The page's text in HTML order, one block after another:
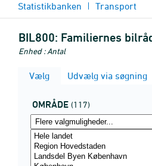
Statistikbanken Transport
BIL800: Familiernes
Enhed : Antal
Vælg
Udvælg via søgning
OMRÅDE (117)